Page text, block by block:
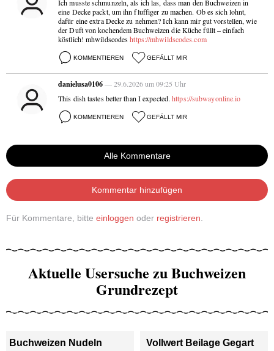
Ich musste schmunzeln, als ich las, dass man den Buchweizen in
eine Decke packt, um ihn fluffiger zu machen. Ob es sich lohnt,
dafür eine extra Decke zu nehmen? Ich kann mir gut vorstellen, wie
der Duft von kochendem Buchweizen die Küche füllt – einfach
köstlich! mhwildscodeshttps://mhwildscodes.com
KOMMENTIEREN GEFÄLLT MIR
danielusa0106— 29.6.2026 um 09:25 Uhr
This dish tastes better than I expected.https://subwayonline.io
KOMMENTIEREN GEFÄLLT MIR
Alle Kommentare
Kommentar hinzufügen
Für Kommentare, bitte einloggen oder registrieren
Aktuelle Usersuche zu Buchweizen
Grundrezept
Buchweizen Nudeln Vollwert Beilage Gegart